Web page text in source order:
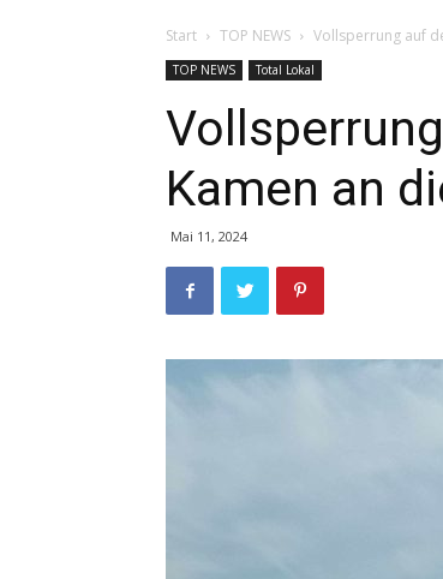
Start TOP NEWS Vollsperrung auf
TOP NEWS Total Lokal
Kamen an
Mai 11, 2024